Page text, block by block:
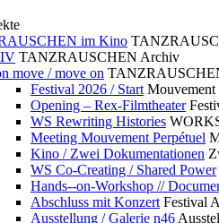
im Kino
TANZRAUSCHEN Archiv
move / move on
Festival 2026 / Start
Opening – Rex-Filmtheater
WS Rewriting Histories
Meeting Mouvement Perpétuel
Kino / Zwei Dokumentationen
WS Co-Creating / Shared Power
Hands--on-Workshop //
Abschluss mit Konzert Festival
Ausstellung / Galerie n46